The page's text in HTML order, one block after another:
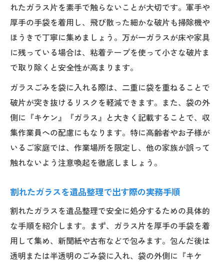
ガラス製品と金属品の安全な遺品整理方法
回収業者利用時の金属・ガラスの遺品整理
ポイント
新潟市の遺品整理で気を付けたい分別方法
ント
混在しやすい遺品の分別ミス防止と対策
遺品整理で大量の不用品を正しく分別する
方法
自治体回収と遺品整理業者の分別対応の違
遺品整理現場でのガラスや陶器の分別実践
実践的に進める遺品整理の出し方ガイド
遺品整理を効率よく進める出し方の基本手
順
れたガラス片を素手で触らないことが大切です。軍手や
厚手の手袋を着用し、飛び散った細かな破片も掃除機や
ほうきで丁寧に集めましょう。万が一ガラスが床や家具
に残っている場合は、粘着テープを使って小さな破片ま
で取り除くと安全性が高まります。
ガラスごみを袋に入れる際は、二重に袋を重ねることで
破片が突き抜けるリスクを軽減できます。また、袋の外
側に『キケン』『ガラス』と大きく記載することで、収
集作業員への配慮にもなります。特に高齢者やお子様が
いるご家庭では、作業場所を限定し、他の家族が誤って
触れないよう注意喚起を徹底しましょう。
割れたガラスを遺品整理で出す際の実務手順
割れたガラスを遺品整理で安全に処分するための具体的
な手順を紹介します。まず、ガラス片を厚手の手袋を着
用して集め、新聞紙や古布などで包みます。包んだ後は
透明または半透明のごみ袋に入れ、袋の外側に『キケ